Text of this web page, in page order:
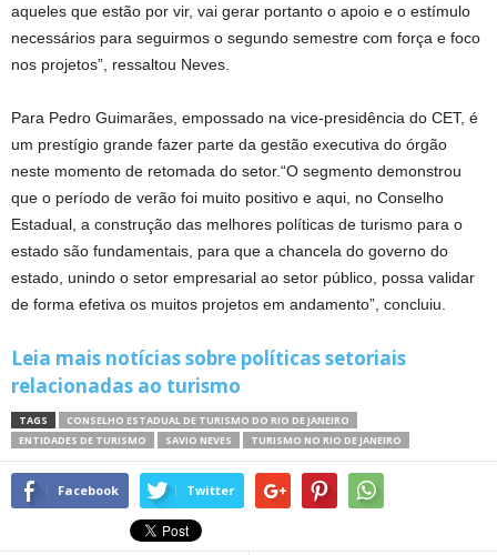
aqueles que estão por vir, vai gerar portanto o apoio e o estímulo
necessários para seguirmos o segundo semestre com força e foco
nos projetos”, ressaltou Neves.
Para Pedro Guimarães, empossado na vice-presidência do CET, é
um prestígio grande fazer parte da gestão executiva do órgão
neste momento de retomada do setor.“O segmento demonstrou
que o período de verão foi muito positivo e aqui, no Conselho
Estadual, a construção das melhores políticas de turismo para o
estado são fundamentais, para que a chancela do governo do
estado, unindo o setor empresarial ao setor público, possa validar
de forma efetiva os muitos projetos em andamento”, concluiu.
Leia mais notícias sobre políticas setoriais
relacionadas ao turismo
TAGS
CONSELHO ESTADUAL DE TURISMO DO RIO DE JANEIRO
ENTIDADES DE TURISMO
SAVIO NEVES TURISMO NO RIO DE JANEIRO
Facebook Twitter